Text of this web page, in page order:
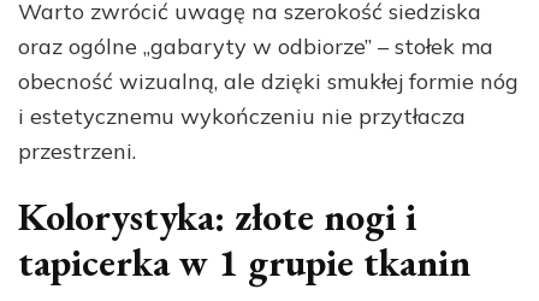
Warto zwrócić uwagę na szerokość siedziska
oraz ogólne „gabaryty w odbiorze” – stołek ma
obecność wizualną, ale dzięki smukłej formie nóg
i estetycznemu wykończeniu nie przytłacza
przestrzeni.
Kolorystyka: złote nogi i
tapicerka w 1 grupie tkanin